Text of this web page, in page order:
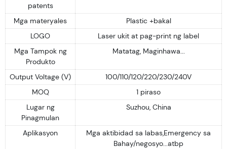
patents
Mga materyales
Plastic +bakal
LOGO
Laser ukit at pag-print ng label
Mga Tampok ng
Produkto
Matatag, Maginhawa...
Output Voltage (V)
100/110/120/220/230/240V
MOQ
1 piraso
Lugar ng
Pinagmulan
Suzhou, China
Aplikasyon
Mga aktibidad sa labas,Emergency sa
Bahay/negosyo...atbp